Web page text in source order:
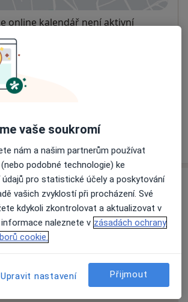
online kalendář není aktivní
situaci udělat?
(soukromé návštěvy)
lékař přijímá pacienty na pojišťovnu
Víceo adrese
Přidejte svůj názor
vaše soukromí
nám a našim partnerům používat
podobné technologie) ke
pro statistické účely a poskytování
vašich zvyklostí při procházení. Své
kdykoli zkontrolovat a aktualizovat v
informace naleznete v zásadách ochrany
cookie.
Upravit nastavení Přijmout